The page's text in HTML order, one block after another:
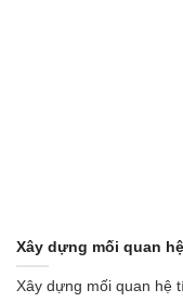
Xây dựng mối quan
Xây dựng mối quan hệ